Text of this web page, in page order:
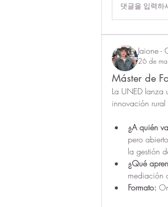
댓글을 입력하
Jaione -
26 de
Máster de
La UNED lanza
innovación rural
¿A quién
pero
la gestión
¿Qué
mediación
Formato: